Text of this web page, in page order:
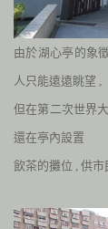
由於湖心亭的象
人只能遠遠眺望
但在第二次世界
還在亭內設置
飲茶的攤位 供市